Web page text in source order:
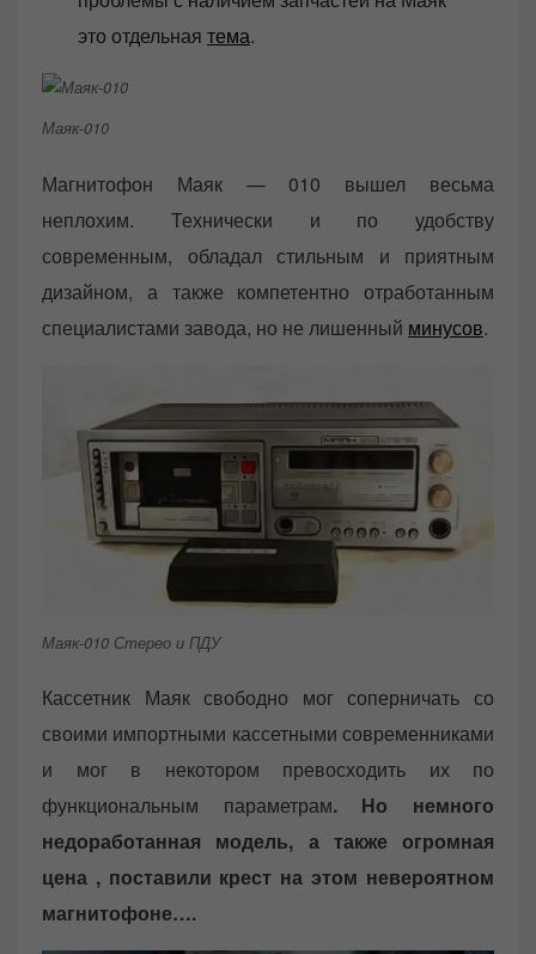
это отдельная тема.
Маяк-010
Магнитофон Маяк — 010 вышел весьма
неплохим. Технически и по удобству
современным, обладал стильным и приятным
дизайном, а также компетентно отработанным
специалистами завода, но не лишенный минусов.
Маяк-010 Стерео и ПДУ
Кассетник Маяк свободно мог соперничать со
своими импортными кассетными современниками
и мог в некотором превосходить их по
функциональным параметрам. Но немного
недоработанная модель, а также огромная
цена , поставили крест на этом невероятном
магнитофоне….